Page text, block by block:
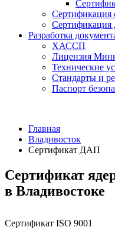
Сертификация
Сертификация
Разработка
ХАССП
Лицензия
Технические
Стандарты и
Паспорт
Главная
Владивосток
Сертификат ДАП
Сертификат
в Владивостоке
Сертификат ISO 9001